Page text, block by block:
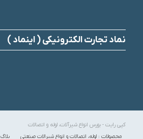
نماد تجارت الکترونیکی ( اینماد )
کپی رایت - بورس انواع شیرآلات، لوله و اتصالات
محصولات : لوله، اتصالات و انواع شیرالات صنعتی
بلاگ